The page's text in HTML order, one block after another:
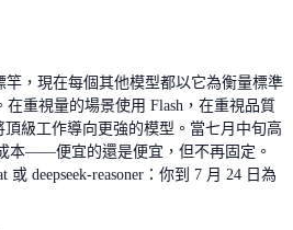
竿，現在每個其他模型都以它為衡量標準
重視量的場景使用 Flash，在重視品質
級工作導向更強的模型。當七月中旬高
本——便宜的還是便宜，但不再固定。
或 deepseek-reasoner：你到 7 月 24 日為